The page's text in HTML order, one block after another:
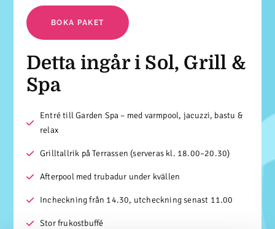
BOKA PAKET
Detta ingår i Sol, Grill &
Spa
Entré till Garden Spa – med varmpool, jacuzzi, bastu &
relax
Grilltallrik på Terrassen (serveras kl. 18.00–20.30)
Afterpool med trubadur under kvällen
Incheckning från 14.30, utcheckning senast 11.00
Stor frukostbuffé